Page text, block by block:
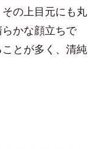
の上目元にも丸
かな顔立ちで
とが多く、清純